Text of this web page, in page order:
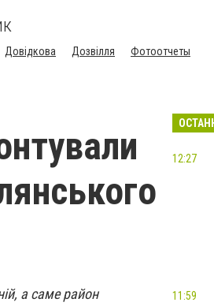
Довідкова Дозвілля Фотоотчеты
а саме район
12:27
11:59